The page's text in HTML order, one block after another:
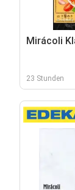
Mirácoli
23 Stunden